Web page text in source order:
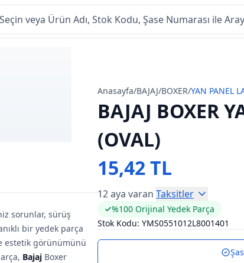
Anasayfa/BAJAJ/BOXER/YAN PANEL
BAJAJ BOXER
(OVAL)
15,42 TL
12 aya varan Taksitler
%100 Orijinal Yedek Parça
Stok Kodu: YMS0551012L8001401
sorunlar, sürüş
bir yedek parça
estetik görünümünü
Bajaj Boxer